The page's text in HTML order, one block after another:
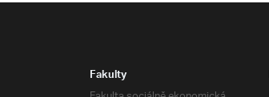
Fakulty